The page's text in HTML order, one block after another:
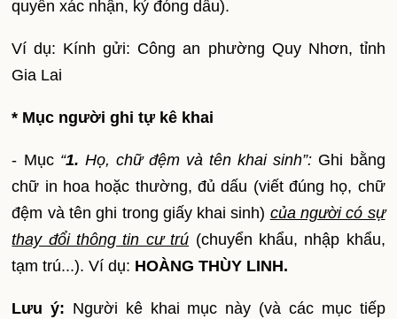
quyền xác nhận, ký đóng dấu).
Ví dụ: Kính gửi: Công an phường Quy Nhơn, tỉnh
Gia Lai
* Mục người ghi tự kê khai
- Mục “1. Họ, chữ đệm và tên khai sinh”: Ghi bằng
chữ in hoa hoặc thường, đủ dấu (viết đúng họ, chữ
đệm và tên ghi trong giấy khai sinh) của người có sự
thay đổi thông tin cư trú (chuyển khẩu, nhập khẩu,
tạm trú...). Ví dụ: HOÀNG THÙY LINH.
Lưu ý: Người kê khai mục này (và các mục tiếp